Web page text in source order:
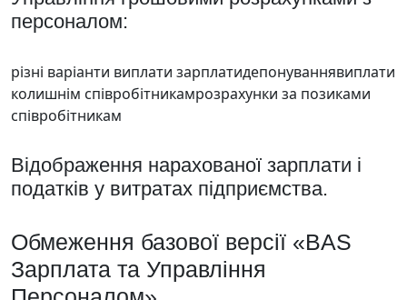
персоналом:
різні варіанти виплати зарплатидепонуваннявиплати
колишнім співробітникамрозрахунки за позиками
співробітникам
Відображення нарахованої зарплати і
податків у витратах підприємства.
Обмеження базової версії «BAS
Зарплата та Управління